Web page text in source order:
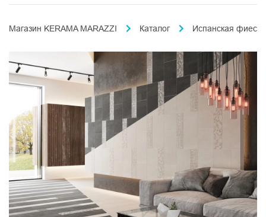
Магазин KERAMA MARAZZI Каталог Испанская фиеста